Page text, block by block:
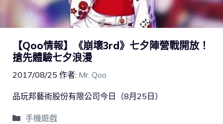
【Qoo情報】《崩壞3rd》七夕陣營戰開放！
搶先體驗七夕浪漫
2017/08/25 作者: Mr. Qoo
品玩邦藝術股份有限公司今日（8月25日）
手機遊戲